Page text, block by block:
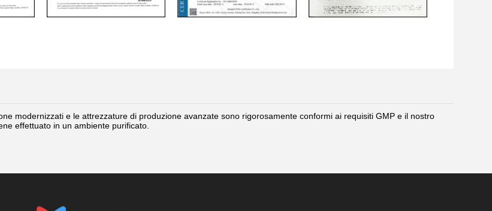
modernizzati e le attrezzature di produzione avanzate sono rigorosamente conformi ai requisiti GMP e il nostro
effettuato in un ambiente purificato.